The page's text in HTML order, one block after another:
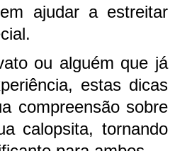
ajudar a estreitar
ou alguém que já
estas dicas
compreensão sobre
calopsita, tornando